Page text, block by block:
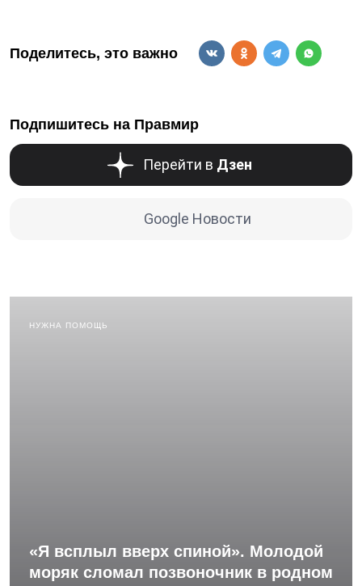
Поделитесь, это важно
Подпишитесь на Правмир
Перейти в Дзен
Google Новости
НУЖНА ПОМОЩЬ
«Я всплыл вверх спиной». Молодой
моряк сломал позвоночник в родном